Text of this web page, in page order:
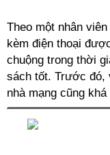
Theo một nhân
kèm điện thoại
chuộng trong thời
sách tốt. Trước đó,
nhà mạng cũng